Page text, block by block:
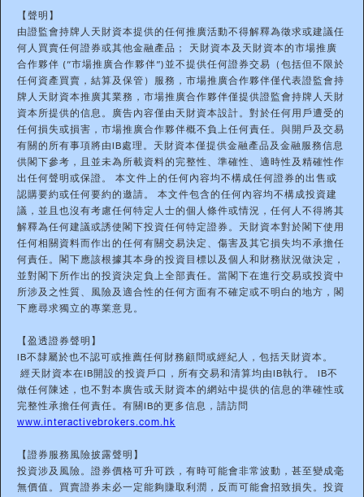
【聲明】
由證監會持牌人天財資本提供的任何推廣活動不得解釋為徵求或建議任
何人買賣任何證券或其他金融產品； 天財資本及天財資本的市場推廣
合作夥伴 (“市場推廣合作夥伴”)並不提供任何證券交易（包括但不限於
任何資產買賣，結算及保管）服務，市場推廣合作夥伴僅代表證監會持
牌人天財資本推廣其業務，市場推廣合作夥伴僅提供證監會持牌人天財
資本所提供的信息。廣告內容僅由天財資本設計。對於任何用戶遭受的
任何損失或損害，市場推廣合作夥伴概不負上任何責任。與開戶及交易
有關的所有事項將由IB處理。天財資本僅提供金融產品及金融服務信息
供閣下參考，且並未為所載資料的完整性、準確性、適時性及精確性作
出任何聲明或保證。 本文件上的任何內容均不構成任何證券的出售或
認購要約或任何要約的邀請。 本文件包含的任何內容均不構成投資建
議，並且也沒有考慮任何特定人士的個人條件或情況，任何人不得將其
解釋為任何建議或誘使閣下投資任何特定證券。天財資本對於閣下使用
任何相關資料而作出的任何有關交易決定、傷害及其它損失均不承擔任
何責任。閣下應該根據其本身的投資目標以及個人和財務狀況做決定，
並對閣下所作出的投資決定負上全部責任。當閣下在進行交易或投資中
所涉及之性質、風險及適合性的任何方面有不確定或不明白的地方，閣
下應尋求獨立的專業意見。
【盈透證券聲明】
IB不隸屬於也不認可或推薦任何財務顧問或經紀人，包括天財資本。
經天財資本在IB開設的投資戶口，所有交易和清算均由IB執行。 IB不
做任何陳述，也不對本廣告或天財資本的網站中提供的信息的準確性或
完整性承擔任何責任。有關IB的更多信息，請訪問
www.interactivebrokers.com.hk
【證券服務風險披露聲明】
投資涉及風險。證券價格可升可跌，有時可能會非常波動，甚至變成毫
無價值。買賣證券未必一定能夠賺取利潤，反而可能會招致損失。投資